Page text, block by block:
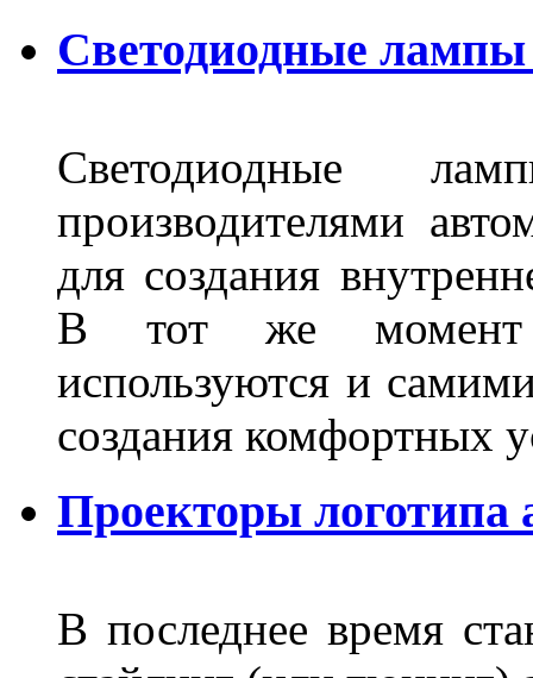
Светодиодные
Светодиодные
производителями
для создания
В тот же момент
используются и
создания комфортных
Проекторы логотипа
В последнее время